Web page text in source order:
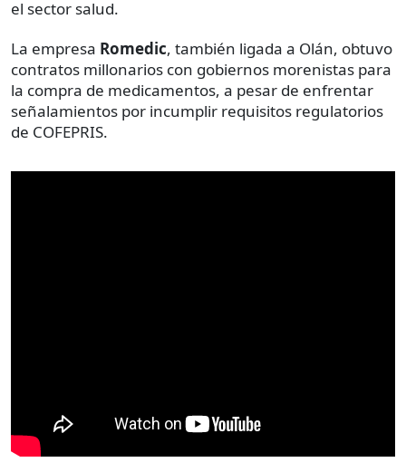
el sector salud.
La empresa Romedic, también ligada a Olán, obtuvo
contratos millonarios con gobiernos morenistas para
la compra de medicamentos, a pesar de enfrentar
señalamientos por incumplir requisitos regulatorios
de COFEPRIS.